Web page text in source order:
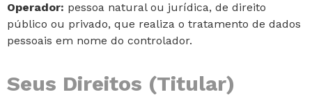
Operador: pessoa natural ou jurídica, de direito
público ou privado, que realiza o tratamento de dados
pessoais em nome do controlador.
Seus Direitos (Titular)